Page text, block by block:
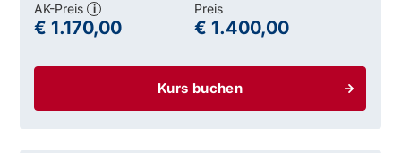
Kurs buchen
AK-Preis i
€ 1.170,00
Preis
€ 1.400,00